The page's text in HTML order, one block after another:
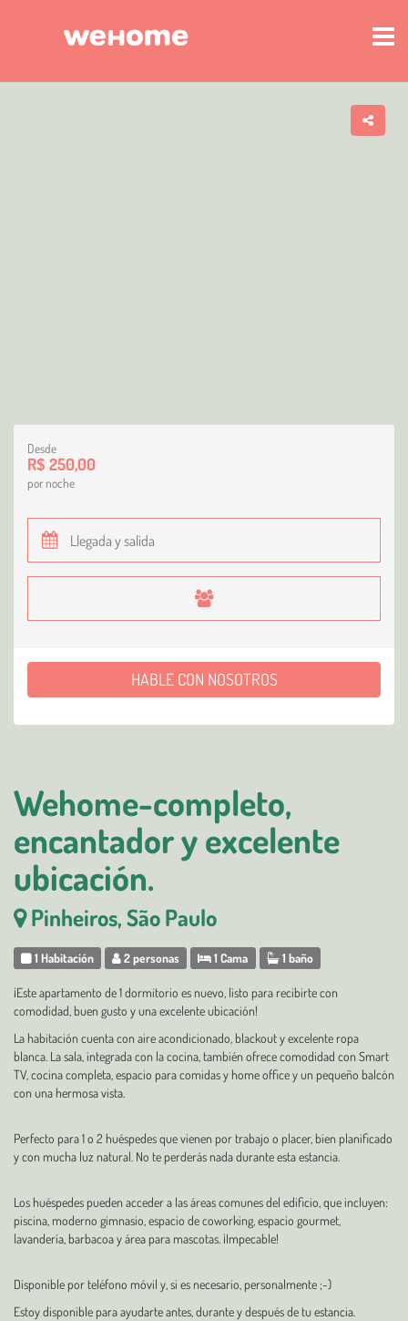
Wehome-completo,
encantador y excelente
ubicación.
Pinheiros, São Paulo
1 Habitación 2 personas 1 Cama 1 baño
¡Este apartamento de 1 dormitorio es nuevo, listo para recibirte con
comodidad, buen gusto y una excelente ubicación!
La habitación cuenta con aire acondicionado, blackout y excelente ropa
blanca. La sala, integrada con la cocina, también ofrece comodidad con Smart
TV, cocina completa, espacio para comidas y home office y un pequeño balcón
con una hermosa vista.
Perfecto para 1 o 2 huéspedes que vienen por trabajo o placer, bien planificado
y con mucha luz natural. No te perderás nada durante esta estancia.
Los huéspedes pueden acceder a las áreas comunes del edificio, que incluyen:
piscina, moderno gimnasio, espacio de coworking, espacio gourmet,
lavandería, barbacoa y área para mascotas. ¡Impecable!
Disponible por teléfono móvil y, si es necesario, personalmente ;-)
Estoy disponible para ayudarte antes, durante y después de tu estancia.
Desde
R$ 250,00
por noche
HABLE CON NOSOTROS